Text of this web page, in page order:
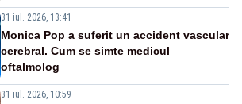
31 iul. 2026, 13:41
Monica Pop a suferit un accident vascular
cerebral. Cum se simte medicul
oftalmolog
31 iul. 2026, 10:59